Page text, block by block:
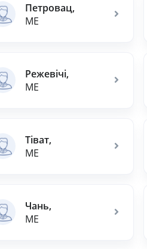
Петровац,
ME
Режевічі,
ME
Тіват,
ME
Чань,
ME